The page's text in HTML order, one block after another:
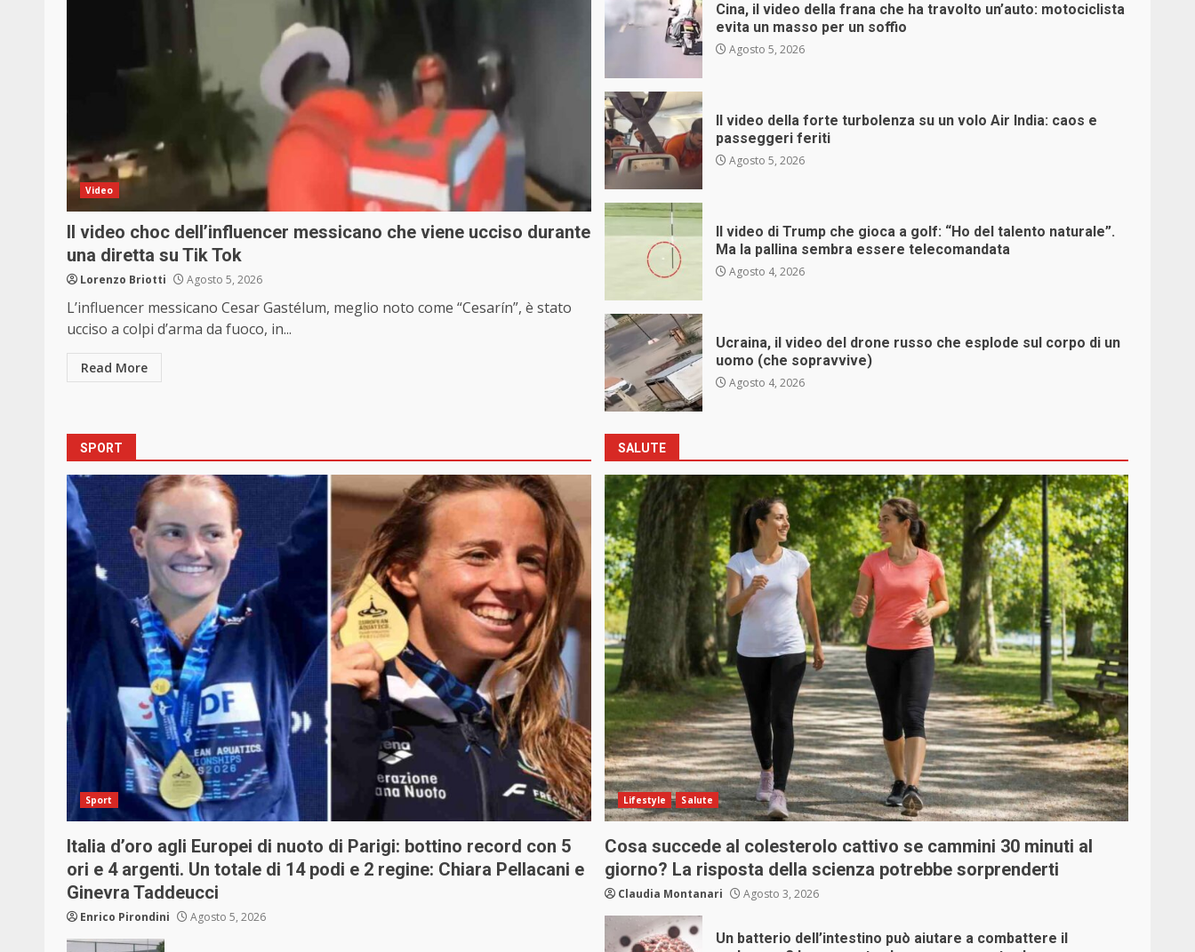
Video
Il video choc dell’influencer messicano che viene ucciso durante
una diretta su Tik Tok
Lorenzo Briotti Agosto 5, 2026
L’influencer messicano Cesar Gastélum, meglio noto come “Cesarín”, è stato
ucciso a colpi d’arma da fuoco, in...
Read More
Cina, il video della frana che ha travolto un’auto: motociclista
evita un masso per un soffio
Agosto 5, 2026
Il video della forte turbolenza su un volo Air India: caos e
passeggeri feriti
Agosto 5, 2026
Il video di Trump che gioca a golf: “Ho del talento naturale”.
Ma la pallina sembra essere telecomandata
Agosto 4, 2026
Ucraina, il video del drone russo che esplode sul corpo di un
uomo (che sopravvive)
Agosto 4, 2026
SPORT
Sport
Italia d’oro agli Europei di nuoto di Parigi: bottino record con 5
ori e 4 argenti. Un totale di 14 podi e 2 regine: Chiara Pellacani e
Ginevra Taddeucci
Enrico Pirondini Agosto 5, 2026
SALUTE
Lifestyle Salute
Cosa succede al colesterolo cattivo se cammini 30 minuti al
giorno? La risposta della scienza potrebbe sorprenderti
Claudia Montanari Agosto 3, 2026
Un batterio dell’intestino può aiutare a combattere il